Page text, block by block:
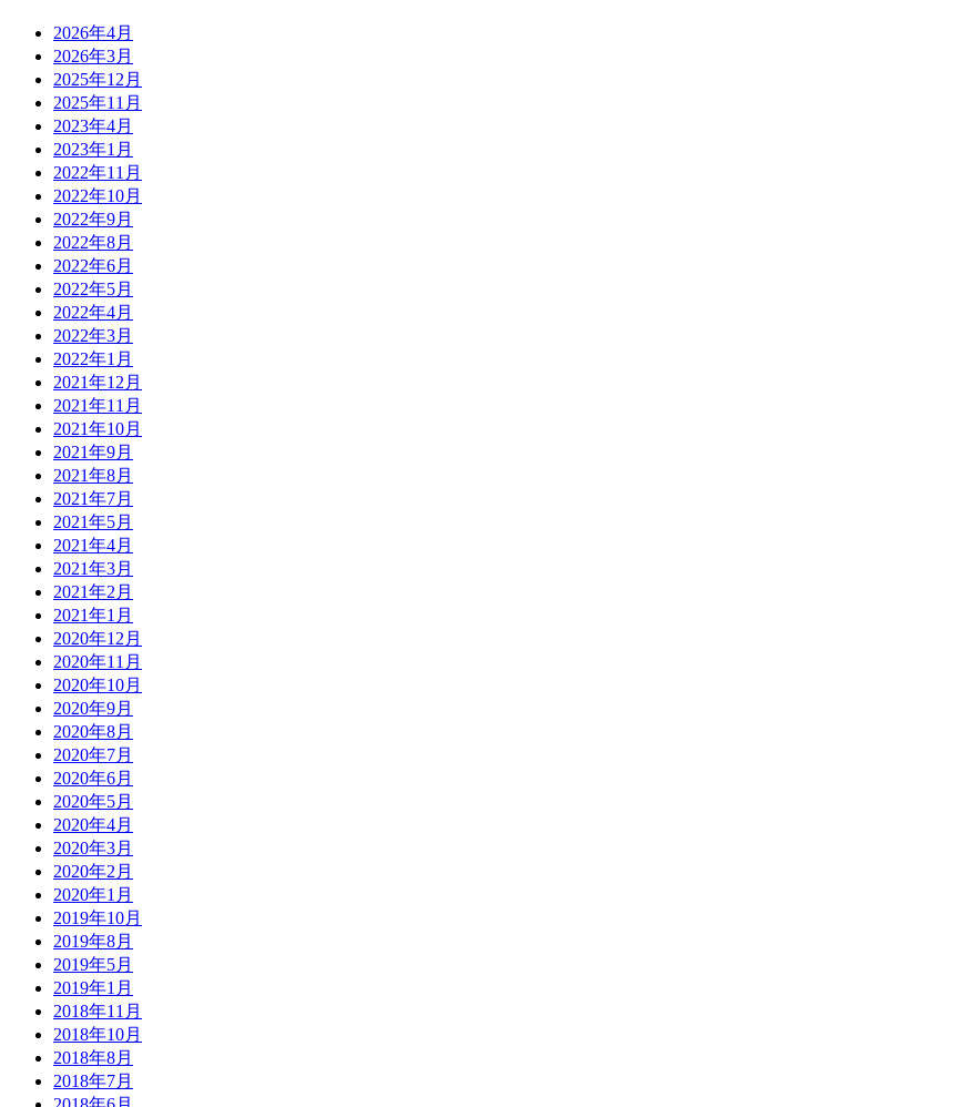
2026年4月
2026年3月
2025年12月
2025年11月
2023年4月
2023年1月
2022年11月
2022年10月
2022年9月
2022年8月
2022年6月
2022年5月
2022年4月
2022年3月
2022年1月
2021年12月
2021年11月
2021年10月
2021年9月
2021年8月
2021年7月
2021年5月
2021年4月
2021年3月
2021年2月
2021年1月
2020年12月
2020年11月
2020年10月
2020年9月
2020年8月
2020年7月
2020年6月
2020年5月
2020年4月
2020年3月
2020年2月
2020年1月
2019年10月
2019年8月
2019年5月
2019年1月
2018年11月
2018年10月
2018年8月
2018年7月